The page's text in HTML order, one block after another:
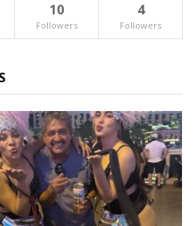
10
Followers
4
Followers